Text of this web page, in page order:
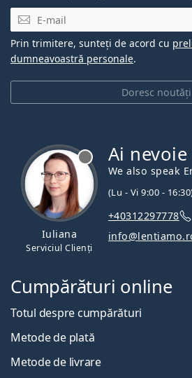
E-mail
Doresc noutăți
Prin trimitere, sunteți de acord cu
dumneavoastră personale.
Iuliana
Serviciul Clienți
Ai
We also speak
(Lu - Vi 9:00 -
+40312297778
Cumpărături online
Totul despre cumpărături
Metode de plată
Metode de livrare